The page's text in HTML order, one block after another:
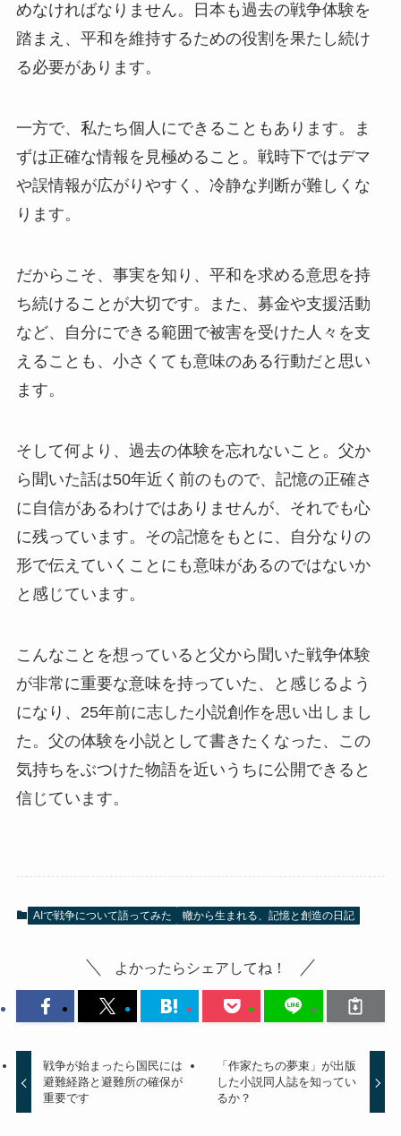
めなければなりません。日本も過去の戦争体験を
踏まえ、平和を維持するための役割を果たし続け
る必要があります。
一方で、私たち個人にできることもあります。ま
ずは正確な情報を見極めること。戦時下ではデマ
や誤情報が広がりやすく、冷静な判断が難しくな
ります。
だからこそ、事実を知り、平和を求める意思を持
ち続けることが大切です。また、募金や支援活動
など、自分にできる範囲で被害を受けた人々を支
えることも、小さくても意味のある行動だと思い
ます。
そして何より、過去の体験を忘れないこと。父か
ら聞いた話は50年近く前のもので、記憶の正確さ
に自信があるわけではありませんが、それでも心
に残っています。その記憶をもとに、自分なりの
形で伝えていくことにも意味があるのではないか
と感じています。
こんなことを想っていると父から聞いた戦争体験
が非常に重要な意味を持っていた、と感じるよう
になり、25年前に志した小説創作を思い出しまし
た。父の体験を小説として書きたくなった、この
気持ちをぶつけた物語を近いうちに公開できると
信じています。
AIで戦争について語ってみた 轍から生まれる、記憶と創造の日記
よかったらシェアしてね！
戦争が始まったら国民には
避難経路と避難所の確保が
重要です
「作家たちの夢束」が出版
した小説同人誌を知ってい
るか？